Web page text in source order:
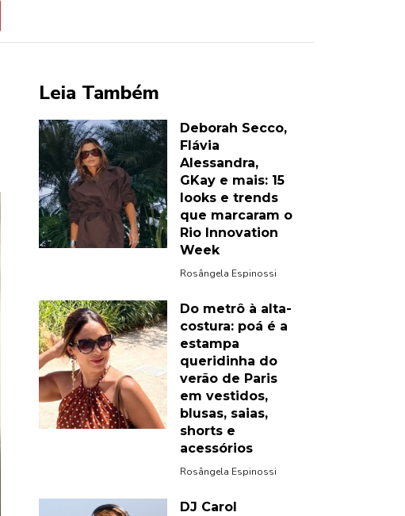
Leia Também
Deborah Secco,
Flávia
Alessandra,
GKay e mais: 15
looks e trends
que marcaram o
Rio Innovation
Week
Rosângela Espinossi
Do metrô à alta-
costura: poá é a
estampa
queridinha do
verão de Paris
em vestidos,
blusas, saias,
shorts e
acessórios
Rosângela Espinossi
DJ Carol